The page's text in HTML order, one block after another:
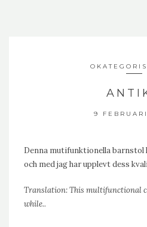
9
Denna mutifunktionella
och med jag har upplevt dess
Translation: This multifunctional
while..